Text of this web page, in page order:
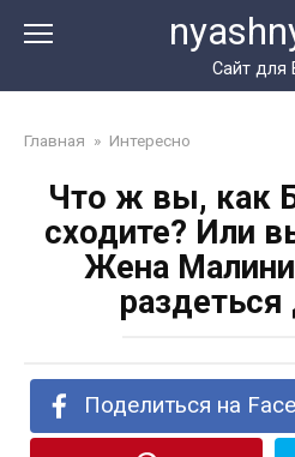
Сайт для
Главная » Интересно
Что ж вы, как
сходите? Или
Жена
Поделиться на